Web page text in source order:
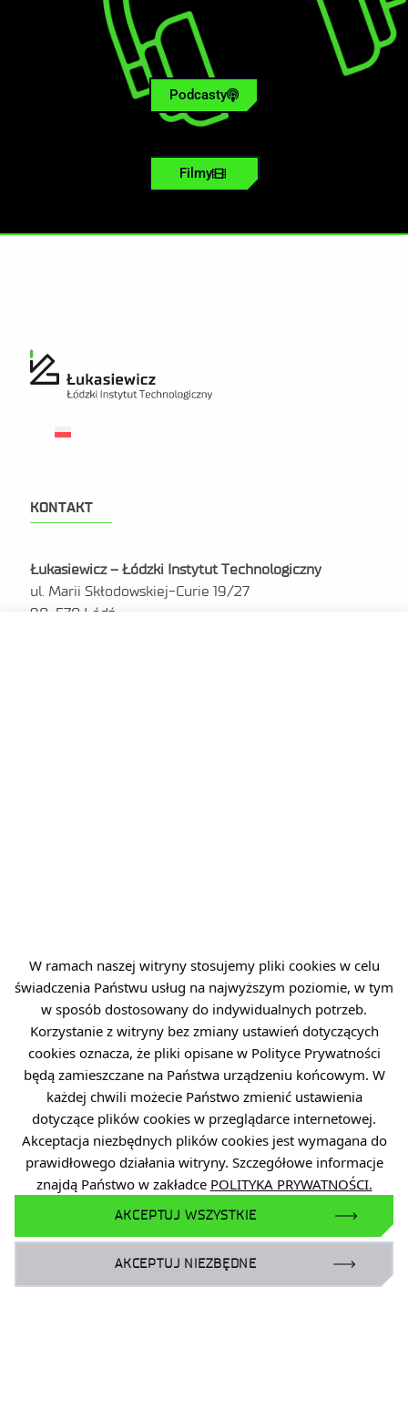
W ramach naszej witryny stosujemy pliki cookies w celu
świadczenia Państwu usług na najwyższym poziomie, w tym
w sposób dostosowany do indywidualnych potrzeb.
Korzystanie z witryny bez zmiany ustawień dotyczących
cookies oznacza, że pliki opisane w Polityce Prywatności
będą zamieszczane na Państwa urządzeniu końcowym. W
każdej chwili możecie Państwo zmienić ustawienia
dotyczące plików cookies w przeglądarce internetowej.
Akceptacja niezbędnych plików cookies jest wymagana do
prawidłowego działania witryny. Szczegółowe informacje
znajdą Państwo w zakładce POLITYKA PRYWATNOŚCI.
AKCEPTUJ WSZYSTKIE
AKCEPTUJ NIEZBĘDNE
Podcasty
Filmy
KONTAKT
Łukasiewicz – Łódzki Instytut Technologiczny
ul. Marii Skłodowskiej-Curie 19/27
90-570 Łódź
Dla sygnalistów
Plan Równości Płci (GEP)
Deklaracja dostępności
Standardy Ochrony Małoletnich
DOŁĄCZ DO NAS
Facebook